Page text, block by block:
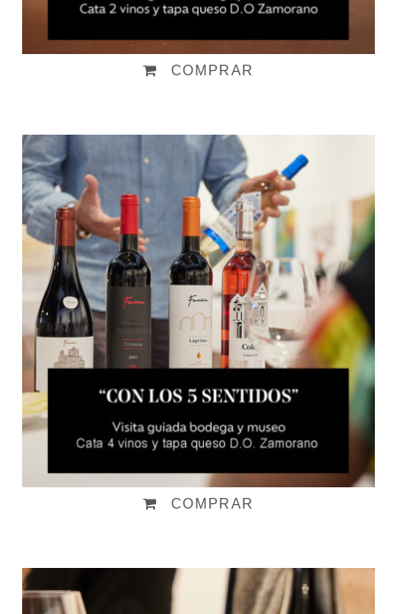
COMPRAR
Visita "Con los 5 sentidos"
Desde:
23,00 € IVA incluido
COMPRAR